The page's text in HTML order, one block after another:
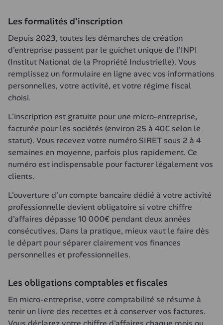
Les formalités d'inscription
Depuis 2023, toutes les démarches de création
d'entreprise passent par le guichet unique de l'INPI
(Institut National de la Propriété Industrielle). Vous
remplissez un formulaire en ligne avec vos informations
personnelles, votre activité, et votre régime fiscal
choisi.
L'inscription est gratuite pour une micro-entreprise,
facturée pour les sociétés (environ 25 à 40€ selon le
statut). Vous recevez votre numéro SIRET sous 2 à 4
semaines en moyenne, parfois plus rapidement. Ce
numéro est indispensable pour facturer légalement vos
clients.
L'ouverture d'un compte bancaire dédié à votre activité
professionnelle devient obligatoire si votre chiffre
d'affaires dépasse 10 000€ pendant deux années
consécutives. Dans la pratique, mieux vaut le faire dès
le départ pour séparer clairement vos finances
personnelles et professionnelles.
Les obligations comptables et fiscales
En micro-entreprise, votre comptabilité se résume à
tenir un livre des recettes et à conserver vos factures.